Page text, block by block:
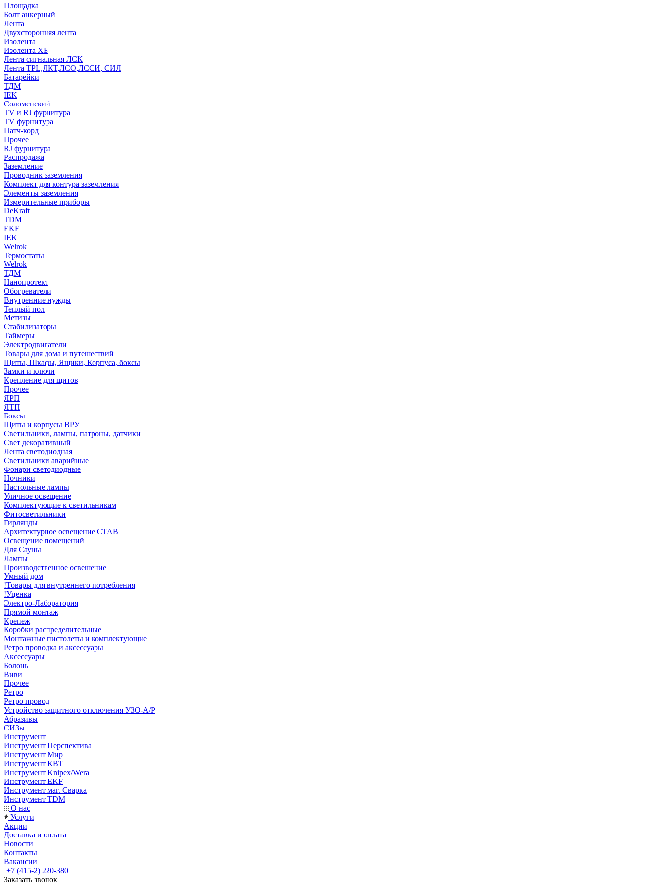
Площадка
Болт анкерный
Лента
Двухсторонняя лента
Изолента
Изолента ХБ
Лента сигнальная ЛСК
Лента TPL,ЛКТ,ЛСО,ЛССИ, СИЛ
Батарейки
ТДМ
IEK
Соломенский
TV и RJ фурнитура
TV фурнитура
Патч-корд
Прочее
RJ фурнитура
Распродажа
Заземление
Проводник заземления
Комплект для контура заземления
Элементы заземления
Измерительные приборы
DeKraft
TDM
EKF
IEK
Welrok
Термостаты
Welrok
ТДМ
Нанопротект
Обогреватели
Внутренние нужды
Теплый пол
Метизы
Стабилизаторы
Таймеры
Электродвигатели
Товары для дома и путешествий
Щиты, Шкафы, Ящики, Корпуса, боксы
Замки и ключи
Крепление для щитов
Прочее
ЯРП
ЯТП
Боксы
Щиты и корпусы ВРУ
Светильники, лампы, патроны, датчики
Свет декоративный
Лента светодиодная
Светильники аварийные
Фонари светодиодные
Ночники
Настольные лампы
Уличное освещение
Комплектующие к светильникам
Фитосветильники
Гирлянды
Архитектурное освещение СТАВ
Освещение помещений
Для Сауны
Лампы
Производственное освешение
Умный дом
!Товары для внутреннего потребления
!Уценка
Электро-Лаборатория
Прямой монтаж
Крепеж
Коробки распределительные
Монтажные пистолеты и комплектующие
Ретро проводка и аксессуары
Аксессуары
Болонь
Виви
Прочее
Ретро
Ретро провод
Устройство защитного отключения УЗО-А/Р
Абразивы
СИЗы
Инструмент
Инструмент Перспектива
Инструмент Мир
Инструмент КВТ
Инструмент Knipex/Wera
Инструмент EKF
Инструмент маг. Сварка
Инструмент TDM
О нас
Услуги
Акции
Доставка и оплата
Новости
Контакты
Вакансии
+7 (415-2) 220-380
Заказать звонок